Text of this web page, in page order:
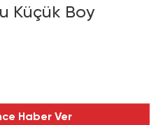
Küçük Boy
Haber Ver